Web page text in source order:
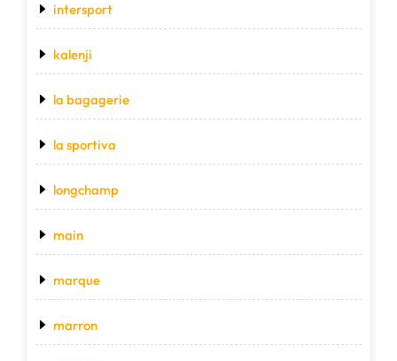
intersport
kalenji
la bagagerie
la sportiva
longchamp
main
marque
marron